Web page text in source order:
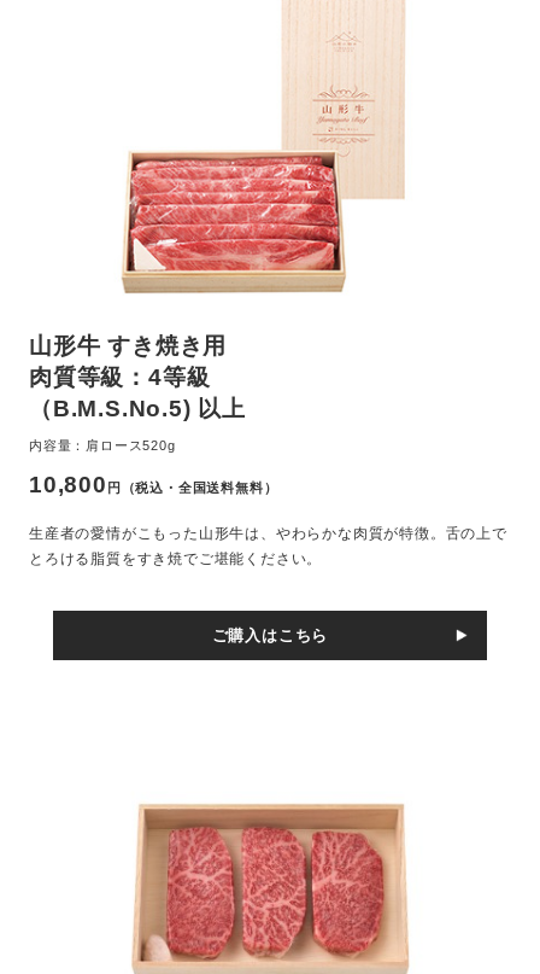
山形牛 すき焼き用
肉質等級：4等級
（B.M.S.No.5) 以上
内容量：肩ロース520g
10,800 円（税込・全国送料無料）
生産者の愛情がこもった山形牛は、やわらかな肉質が特徴。舌の上で
とろける脂質をすき焼でご堪能ください。
ご購入はこちら